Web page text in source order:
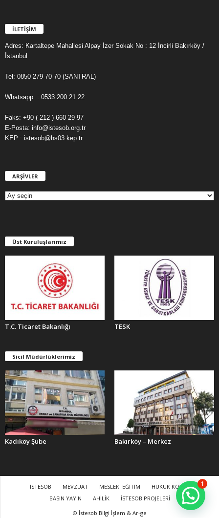
İLETİŞİM
Adres: Kartaltepe Mahallesi Alpay İzer Sokak No : 12 İncirli Bakırköy /
İstanbul
Tel: 0850 279 70 70 (SANTRAL)
Whatsapp : 0533 200 21 22
Faks: +90 ( 212 ) 660 29 97
E-Posta: info@istesob.org.tr
KEP : istesob@hs03.kep.tr
ARŞİVLER
E
R
Üst Kuruluşlarımız
T.C. Ticaret Bakanlığı TESK
Sicil Müdürlüklerimiz
Kadıköy Şube Bakırköy – Merkez
İSTESOB MEVZUAT MESLEKİ EĞİTİM
HUKUK KÖŞESİ
BASIN YAYIN
AHİLİK
İSTESOB PROJELERİ
© İstesob Bilgi İşlem & Ar-ge
1